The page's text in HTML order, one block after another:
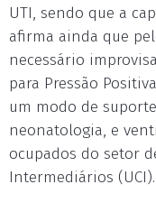
UTI, sendo que a
afirma ainda que
necessário
para Pressão
um modo de
neonatologia, e
ocupados do setor
Intermediários (UCI).